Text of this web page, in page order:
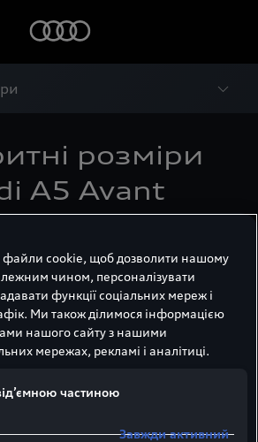
розміри
A5 Avant
файли cookie, щоб дозволити нашому
чином, персоналізувати
функції соціальних мереж і
Ми також ділимося інформацією
нашого сайту з нашими
мережах, рекламі і аналітиці.
частиною
Завжди активний